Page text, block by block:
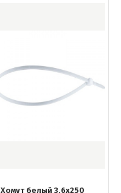
Хомут белый 3,6х250